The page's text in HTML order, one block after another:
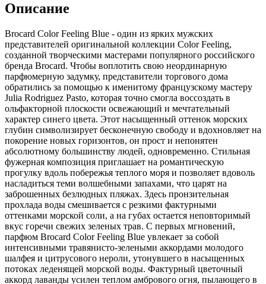
Описание
Brocard Color Feeling Blue - один из ярких мужских
представителей оригинальной коллекции Color Feeling,
созданной творческими мастерами популярного российского
бренда Brocard. Чтобы воплотить свою неординарную
парфюмерную задумку, представители торгового дома
обратились за помощью к именитому французскому мастеру
Julia Rodriguez Pasto, которая точно смогла воссоздать в
ольфакторной плоскости освежающий и мечтательный
характер синего цвета. Этот насыщенный оттенок морских
глубин символизирует бесконечную свободу и вдохновляет на
покорение новых горизонтов, он прост и непонятен
абсолютному большинству людей, одновременно. Стильная
фужерная композиция приглашает на романтическую
прогулку вдоль побережья теплого моря и позволяет вдоволь
насладиться теми волшебными запахами, что царят на
заброшенных безлюдных пляжах. Здесь пронзительная
прохлада воды смешивается с резкими фактурными
оттенками морской соли, а на губах остается неповторимый
вкус горечи свежих зеленых трав. С первых мгновений,
парфюм Brocard Color Feeling Blue увлекает за собой
интенсивными травянисто-зелеными аккордами молодого
шалфея и цитрусового нероли, утонувшего в насыщенных
потоках леденящей морской воды. Фактурный цветочный
аккорд лаванды усилен теплом амбрового огня, пылающего в